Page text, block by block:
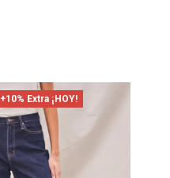
+10% Extra ¡HOY!